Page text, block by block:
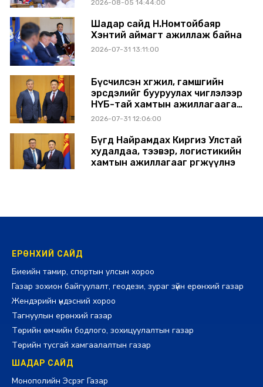
2026-08-05 14:44:00
Шадар сайд Н.Номтойбаяр
Хэнтий аймагт ажиллаж байна
2026-07-31 13:11:00
Бүсчилсэн хөгжил, гамшгийн
эрсдэлийг бууруулах чиглэлээр
НҮБ-тай хамтын ажиллагаагаа
өргөжүүлэхээр санал солилцлоо
2026-07-31 12:06:00
Бүгд Найрамдах Киргиз Улстай
худалдаа, тээвэр, логистикийн
хамтын ажиллагааг өргөжүүлнэ
ЕРӨНХИЙ САЙД
Биеийн тамир, спортын улсын хороо
Газар зохион байгуулалт, геодези, зураг зүйн ерөнхий газар
Жендэрийн үндэсний хороо
Тагнуулын ерөнхий газар
Төрийн өмчийн бодлого, зохицуулалтын газар
Төрийн тусгай хамгаалалтын газар
ШАДАР САЙД
Монополийн Эсрэг Газар